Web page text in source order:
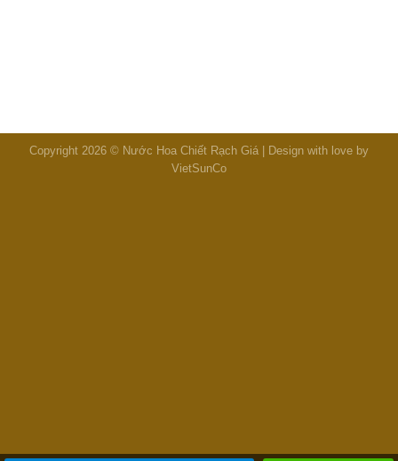
Copyright 2026 © Nước Hoa Chiết Rạch Giá | Design with love by
VietSunCo